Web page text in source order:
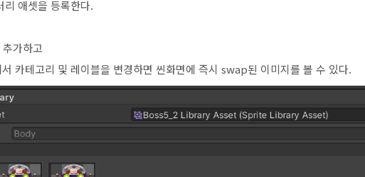
리 애셋을 등록한다.
가하고
카테고리 및 레이블을 변경하면 씬화면에 즉시 swap된 이미지를 볼 수 있다.